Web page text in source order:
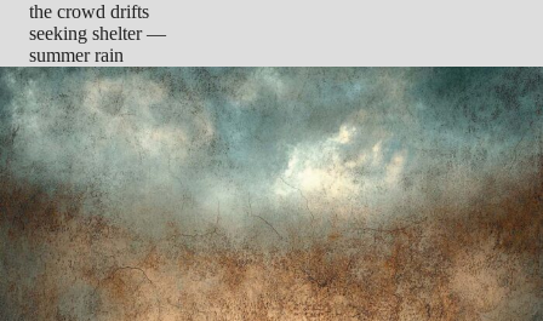
the crowd drifts
seeking shelter —
summer rain